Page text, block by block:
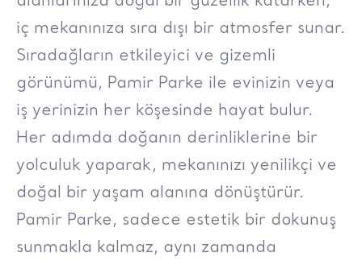
iç mekanınıza sıra dışı bir atmosfer sunar.
Sıradağların etkileyici ve gizemli
görünümü, Pamir Parke ile evinizin veya
iş yerinizin her köşesinde hayat bulur.
Her adımda doğanın derinliklerine bir
yolculuk yaparak, mekanınızı yenilikçi ve
doğal bir yaşam alanına dönüştürür.
Pamir Parke, sadece estetik bir dokunuş
sunmakla kalmaz, aynı zamanda